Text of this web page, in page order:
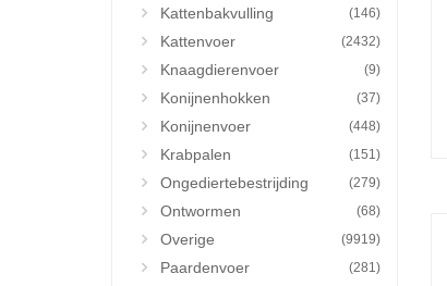
Kattenbakvulling (146)
Kattenvoer (2432)
Knaagdierenvoer (9)
Konijnenhokken (37)
Konijnenvoer (448)
Krabpalen (151)
Ongediertebestrijding (279)
Ontwormen (68)
Overige (9919)
Paardenvoer (281)